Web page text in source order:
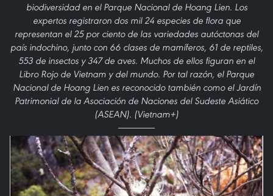
biodiversidad en el Parque Nacional de Hoang Lien. Los
expertos registraron dos mil 24 especies de flora que
representan el 25 por ciento de las variedades autóctonas del
país indochino, junto con 66 clases de mamíferos, 61 de reptiles,
553 de insectos y 347 de aves. Muchos de ellos figuran en el
Libro Rojo de Vietnam y del mundo. Por tal razón, el Parque
Nacional de Hoang Lien es reconocido también como el Jardín
Patrimonial de la Asociación de Naciones del Sudeste Asiático
(ASEAN). (Vietnam+)